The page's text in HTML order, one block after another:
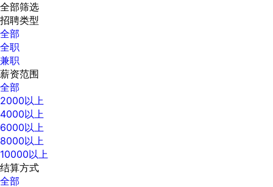
全部筛选
招聘类型
全部
全职
兼职
薪资范围
全部
2000以上
4000以上
6000以上
8000以上
10000以上
结算方式
全部